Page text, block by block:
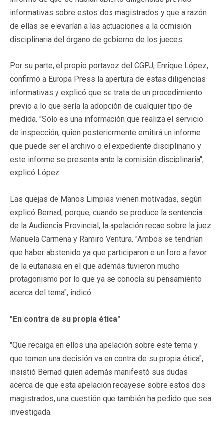
informativas sobre estos dos magistrados y que a razón
de ellas se elevarían a las actuaciones a la comisión
disciplinaria del órgano de gobierno de los jueces.
Por su parte, el propio portavoz del CGPJ, Enrique López,
confirmó a Europa Press la apertura de estas diligencias
informativas y explicó que se trata de un procedimiento
previo a lo que sería la adopción de cualquier tipo de
medida. "Sólo es una información que realiza el servicio
de inspección, quien posteriormente emitirá un informe
que puede ser el archivo o el expediente disciplinario y
este informe se presenta ante la comisión disciplinaria",
explicó López.
Las quejas de Manos Limpias vienen motivadas, según
explicó Bernad, porque, cuando se produce la sentencia
de la Audiencia Provincial, la apelación recae sobre la juez
Manuela Carmena y Ramiro Ventura. "Ambos se tendrían
que haber abstenido ya que participaron e un foro a favor
de la eutanasia en el que además tuvieron mucho
protagonismo por lo que ya se conocía su pensamiento
acerca del tema", indicó.
"En contra de su propia ética"
"Que recaiga en ellos una apelación sobre este tema y
que tomen una decisión va en contra de su propia ética",
insistió Bernad quien además manifestó sus dudas
acerca de que esta apelación recayese sobre estos dos
magistrados, una cuestión que también ha pedido que sea
investigada.